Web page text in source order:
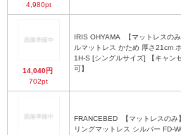
4,980pt
14,040円
702pt
IRIS OHYAMA
ルマットレス かため 厚さ21cm
1H-S [シングルサイズ] 【キャン
可】
FRANCEBED
リングマットレス シルバー FD-